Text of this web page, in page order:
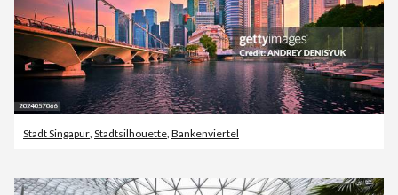
Stadt Singapur Stadtsilhouette Bankenviertel